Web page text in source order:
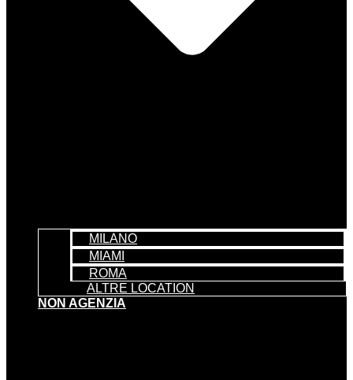
MILANO
MIAMI
ROMA
ALTRE LOCATION
NON AGENZIA